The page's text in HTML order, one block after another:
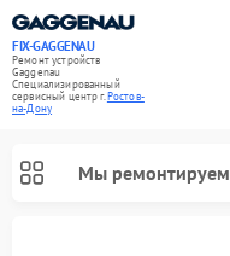
FIX-GAGGENAU
Ремонт устройств
Gaggenau
Специализированный
cервисный центр г.Ростов-
на-Дону
Мы ремонтируем